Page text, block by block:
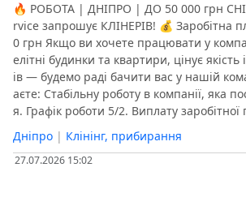
🔥 РОБОТА | ДНІПРО | ДО 50 000 грн
rvice запрошує КЛІНЕРІВ! 💰 Заробітна
0 грн Якщо ви хочете працювати у
елітні будинки та квартири, цінує якість
ів — будемо раді бачити вас у нашій
аєте: Стабільну роботу в компанії, яка
я. Графік роботи 5/2. Виплату
Дніпро | Клінінг, прибирання
27.07.2026 15:02